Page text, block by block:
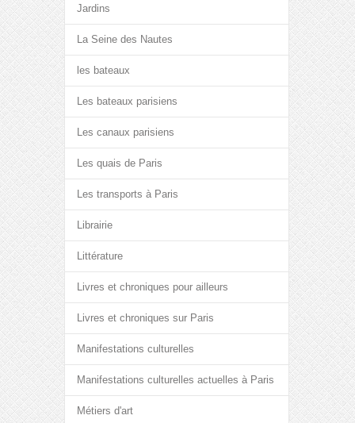
Jardins
La Seine des Nautes
les bateaux
Les bateaux parisiens
Les canaux parisiens
Les quais de Paris
Les transports à Paris
Librairie
Littérature
Livres et chroniques pour ailleurs
Livres et chroniques sur Paris
Manifestations culturelles
Manifestations culturelles actuelles à Paris
Métiers d'art